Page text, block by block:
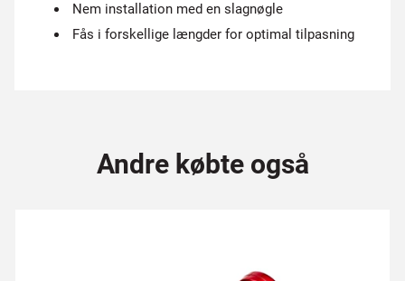
Nem installation med en slagnøgle
Fås i forskellige længder for optimal tilpasning
Andre købte også